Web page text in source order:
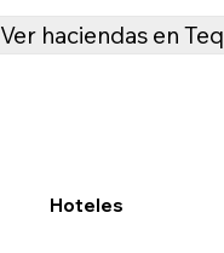
Ver haciendas en
Hoteles